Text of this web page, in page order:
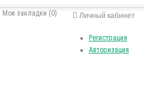
Личный кабинет
Регистрация
Авторизация
Мои закладки (0)